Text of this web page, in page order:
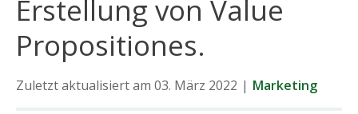
Erstellung von Value
Propositiones.
Zuletzt aktualisiert am 03. März 2022 | Marketing